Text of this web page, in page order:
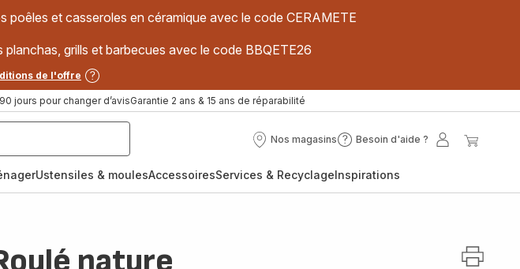
et casseroles en céramique avec le code CERAMETE
grills et barbecues avec le code BBQETE26
de l'offre
90 jours pour changer d’avisGarantie 2 ans & 15 ans de réparabilité
Nos magasins
Nos
Besoin d'aide ?
Besoin
?
Mon
Ustensiles & moulesAccessoiresServices & RecyclageInspirations